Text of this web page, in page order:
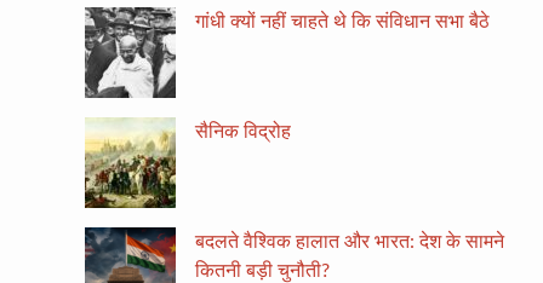
गांधी क्यों नहीं चाहते थे कि संविधान सभा बैठे
सैनिक विद्रोह
बदलते वैश्विक हालात और भारत: देश के सामने
कितनी बड़ी चुनौती?